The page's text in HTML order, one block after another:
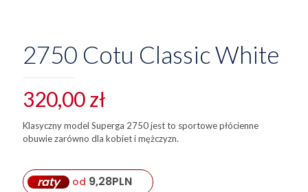
2750 Cotu Classic White
320,00zł
Klasyczny model Superga 2750 jest to sportowe płócienne
obuwie zarówno dla kobiet i mężczyzn.
raty od 9,28PLN